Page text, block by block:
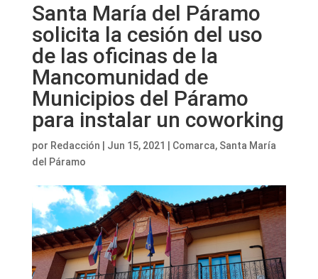
Santa María del Páramo
solicita la cesión del uso
de las oficinas de la
Mancomunidad de
Municipios del Páramo
para instalar un coworking
por Redacción Jun 15, 2021 Comarca, Santa María
del Páramo